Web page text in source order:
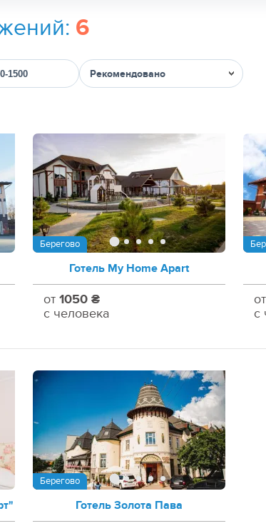
6
1500
Сортировка
Берегово
Готель My Home Apart
от 1050 ₴
с человека
от
с
Берегово
Готель Золота Пава